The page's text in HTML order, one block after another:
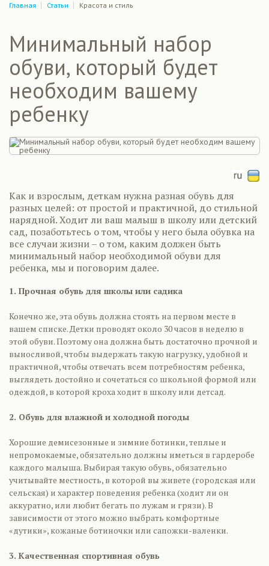
Главная Статьи Красота и стиль
Минимальный набор
обуви, который будет
необходим вашему
ребенку
Как и взрослым, деткам нужна разная обувь для
разных целей: от простой и практичной, до стильной
нарядной. Ходит ли ваш малыш в школу или детский
сад, позаботьтесь о том, чтобы у него была обувка на
все случаи жизни – о том, каким должен быть
минимальный набор необходимой обуви для
ребенка, мы и поговорим далее.
1. Прочная обувь для школы или садика
Конечно же, эта обувь должна стоять на первом месте в
вашем списке. Детки проводят около 30 часов в неделю в
этой обуви. Поэтому она должна быть достаточно прочной и
выносливой, чтобы выдержать такую нагрузку, удобной и
практичной, чтобы отвечать всем потребностям ребенка,
выглядеть достойно и сочетаться со школьной формой или
одеждой, в которой кроха ходит в школу или детсад.
2. Обувь для влажной и холодной погоды
Хорошие демисезонные и зимние ботинки, теплые и
непромокаемые, обязательно должны иметься в гардеробе
каждого малыша. Выбирая такую обувь, обязательно
учитывайте местность, в которой вы живете (городская или
сельская) и характер поведения ребенка (ходит ли он
аккуратно, или любит бегать по лужам и грязи). В
зависимости от этого можно выбрать комфортные
«дутики», кожаные ботиночки или сапожки-валенки.
3. Качественная спортивная обувь